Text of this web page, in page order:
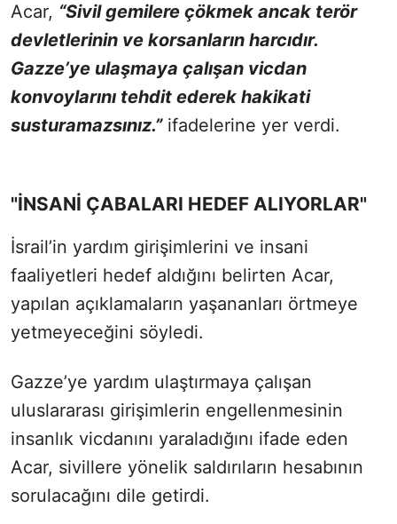
Acar, “Sivil gemilere çökmek ancak terör
devletlerinin ve korsanların harcıdır.
Gazze’ye ulaşmaya çalışan vicdan
konvoylarını tehdit ederek hakikati
susturamazsınız.”ifadelerine yer verdi.
"İNSANİ ÇABALARI HEDEF ALIYORLAR"
İsrail’in yardım girişimlerini ve insani
faaliyetleri hedef aldığını belirten Acar,
yapılan açıklamaların yaşananları örtmeye
yetmeyeceğini söyledi.
Gazze’ye yardım ulaştırmaya çalışan
uluslararası girişimlerin engellenmesinin
insanlık vicdanını yaraladığını ifade eden
Acar, sivillere yönelik saldırıların hesabının
sorulacağını dile getirdi.